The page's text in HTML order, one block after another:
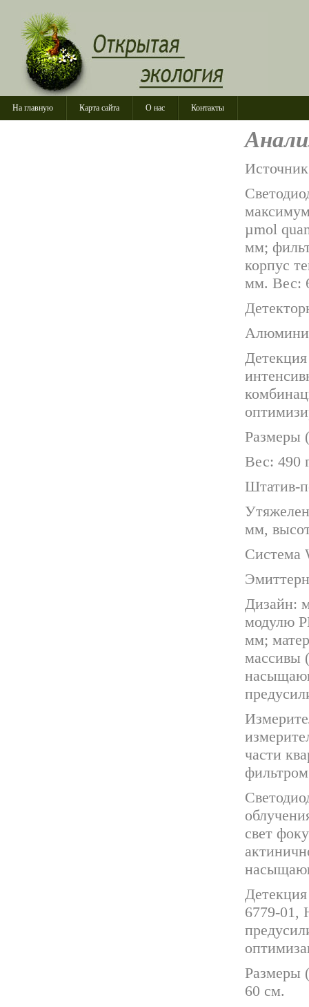
На главную Карта сайта О нас Контакты
µmol
мм;
корпус
мм. Вес:
Размеры
Вес: 490
Штатив-
мм,
Система
Дизайн:
модулю
мм;
массивы
части
свет
6779-01,
Размеры
60 см.